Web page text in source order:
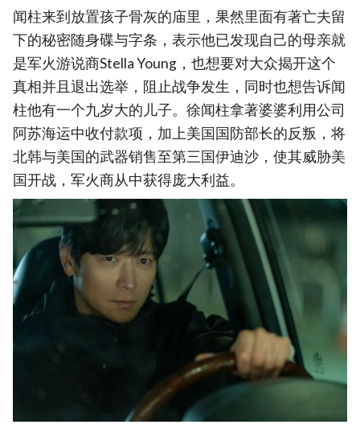
闻柱来到放置孩子骨灰的庙里，果然里面有著亡夫留
下的秘密随身碟与字条，表示他已发现自己的母亲就
是军火游说商Stella Young，也想要对大众揭开这个
真相并且退出选举，阻止战争发生，同时也想告诉闻
柱他有一个九岁大的儿子。徐闻柱拿著婆婆利用公司
阿苏海运中收付款项，加上美国国防部长的反叛，将
北韩与美国的武器销售至第三国伊迪沙，使其威胁美
国开战，军火商从中获得庞大利益。